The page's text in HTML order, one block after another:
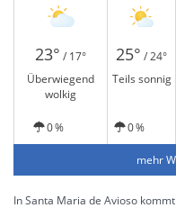
23° / 17° 25° / 24°
Überwiegend
wolkig
Teils sonnig
0 % 0 %
mehr
In Santa Maria de Avioso